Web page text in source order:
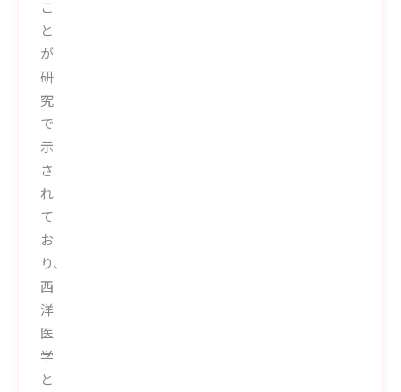
こ
と
が
研
究
で
示
さ
れ
て
お
り、
西
洋
医
学
と